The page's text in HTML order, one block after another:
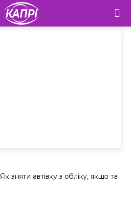
Як зняти автівку з обліку, якщо та